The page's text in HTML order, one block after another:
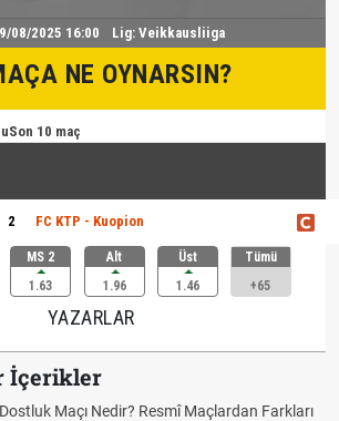
08/2025 16:00 Lig: Veikkausliiga
NE OYNARSIN?
Son 10 maç
2 FC KTP - Kuopion
MS 2
1.63
Alt
1.96
Üst
1.46
Tümü
+65
YAZARLAR
İçerikler
Dostluk Maçı Nedir? Resmî Maçlardan Farkları